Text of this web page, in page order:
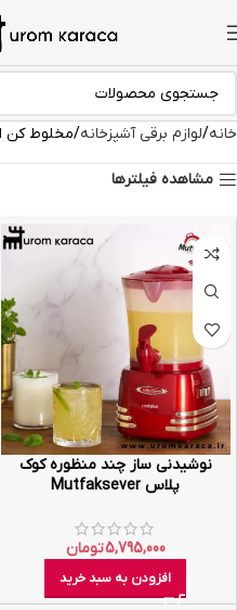
خانه لوازم برقی آشپزخانه مخلوط کن
مشاهده فیلترها
نوشیدنی ساز چند منظوره کوک
پلاس Mutfaksever
5,795,000تومان
افزودن به سبد خرید